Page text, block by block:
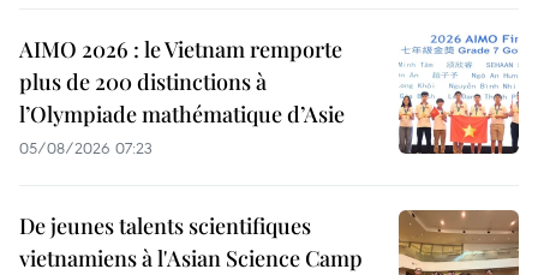
AIMO 2026 : le Vietnam remporte
plus de 200 distinctions à
l’Olympiade mathématique d’Asie
05/08/2026 07:23
De jeunes talents scientifiques
vietnamiens à l'Asian Science Camp